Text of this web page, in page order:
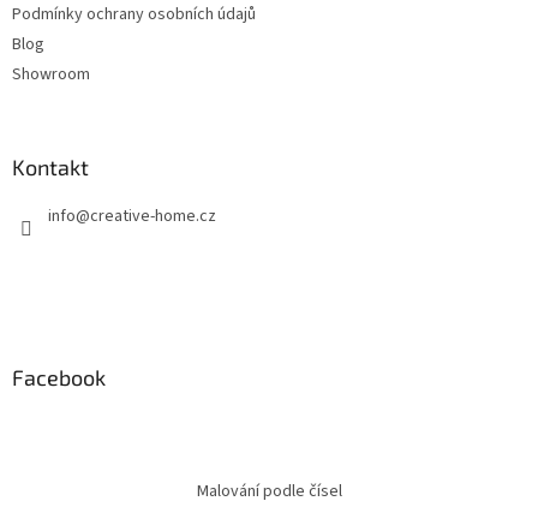
Podmínky ochrany osobních údajů
Blog
Showroom
Kontakt
info@creative-home.cz
Facebook
Malování podle čísel